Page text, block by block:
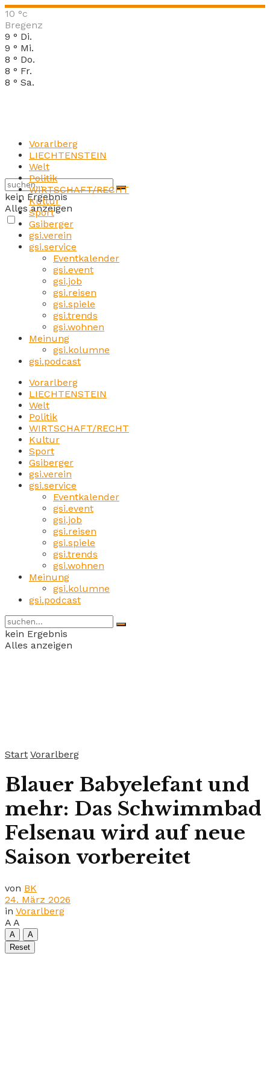
10 °c
Bregenz
9 ° Di.
9 ° Mi.
8 ° Do.
8 ° Fr.
8 ° Sa.
kein Ergebnis
Alles anzeigen
Vorarlberg
LIECHTENSTEIN
Welt
Politik
WIRTSCHAFT/RECHT
Kultur
Sport
Gsiberger
gsi.verein
gsi.service
Eventkalender
gsi.event
gsi.job
gsi.reisen
gsi.spiele
gsi.trends
gsi.wohnen
Meinung
gsi.kolumne
gsi.podcast
Vorarlberg
LIECHTENSTEIN
Welt
Politik
WIRTSCHAFT/RECHT
Kultur
Sport
Gsiberger
gsi.verein
gsi.service
Eventkalender
gsi.event
gsi.job
gsi.reisen
gsi.spiele
gsi.trends
gsi.wohnen
Meinung
gsi.kolumne
gsi.podcast
kein Ergebnis
Alles anzeigen
Start Vorarlberg
Blauer Babyelefant und
mehr: Das Schwimmbad
Felsenau wird auf neue
Saison vorbereitet
von BK
24. März 2026
in Vorarlberg
A A
A
A
Reset